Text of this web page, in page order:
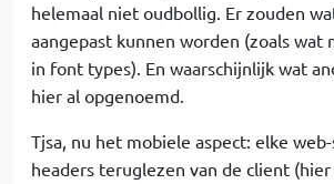
helemaal niet oudbollig. Er zouden
aangepast kunnen worden (zoals wat
in font types). En waarschijnlijk wat
hier al opgenoemd.
Tjsa, nu het mobiele aspect: elke
headers teruglezen van de client